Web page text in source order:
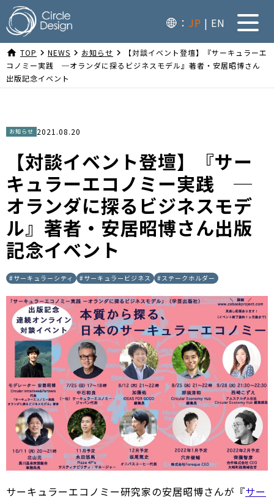
： EN
JP
home TOP navigate_next NEWS navigate_next お知らせ navigate_next
【対談イベント登壇】『サーキュラーエ
コノミー実践 ─オランダに探るビジネスモデル』著者・安居昭博さん
出版記念イベント
お知らせ 2021.08.20
【対談イベント登壇】『サー
キュラーエコノミー実践 ─
オランダに探るビジネスモデ
ル』著者・安居昭博さん出版
記念イベント
#サーキュラーシティ #サーキュラービジネス #ステークホルダー
サーキュラーエコノミー研究家の安居昭博さんが『サー